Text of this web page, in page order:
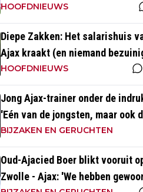
naar voetbal kijk’
HOOFDNIEUWS
Diepe Zakken: Het salarishuis
Ajax kraakt (en niemand
HOOFDNIEUWS
Jong Ajax-trainer onder de
'Eén van de jongsten, maar ook
meest volwassen'
BIJZAKEN EN GERUCHTEN
Oud-Ajacied Boer blikt vooruit
Zwolle - Ajax: 'We hebben